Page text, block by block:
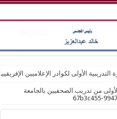
التدريبية الأولى لكوادر الإعلاميين
الأولى من تدريب الصحفيين بالجامعة
67b3c455-